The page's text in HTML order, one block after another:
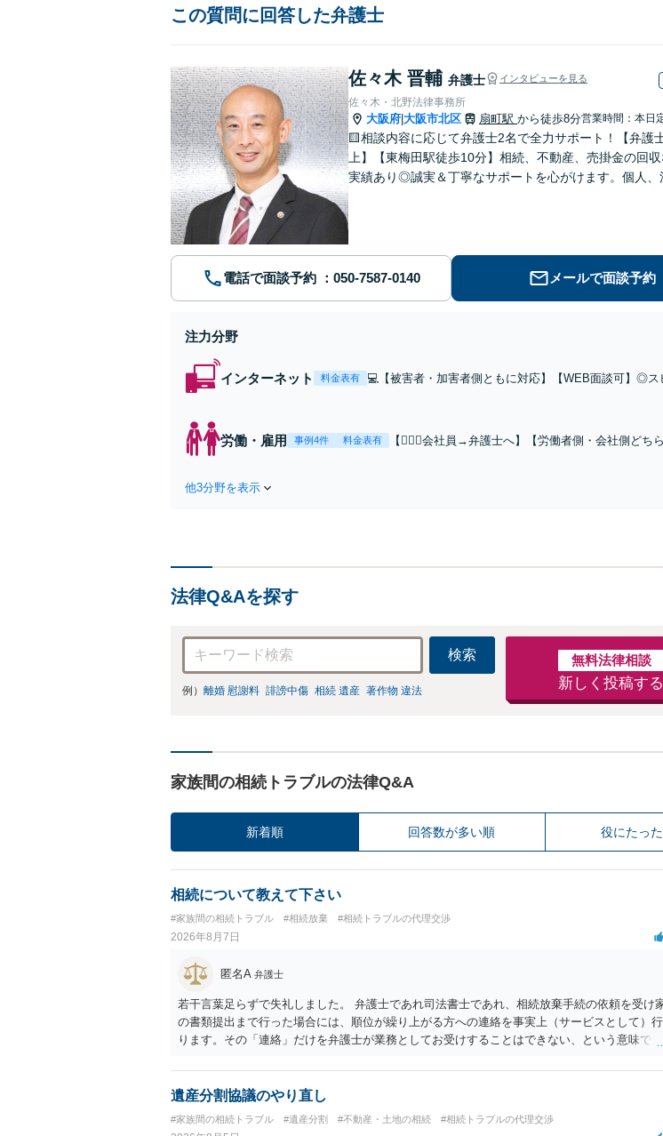
この質問に回答した弁護士
佐々木 晋輔 弁護士 インタビューを見る
佐々木・北野法律事務所
大阪府 大阪市北区 扇町駅 から徒歩8分営業時間：本日
🟨相談内容に応じて弁護士2名で全力サポート！【弁護
上】【東梅田駅徒歩10分】相続、不動産、売掛金の回
実績あり◎誠実＆丁寧なサポートを心がけます。個人、
電話で面談予約 メールで面談予約
注力分野
インターネット 料金表有
💻【被害者・加害者側ともに対応】【WEB面談可】◎ス
【東梅田駅徒歩10分】【弁護士歴15年以上】
労働・雇用 事例4件 料金表有
【👷🏻‍♂️会社員→弁護士へ】【労働者側・会社側どちら
他3分野を表示
法律Q&Aを探す
検索
例） 離婚 慰謝料 誹謗中傷 相続 遺産 著作物 違法
無料法律相談
新しく投稿する
家族間の相続トラブルの法律Q&A
新着順 回答数が多い順 役にたっ
相続について教えて下さい
#家族間の相続トラブル #相続放棄 #相続トラブルの代理交渉
2026年8月7日
匿名A 弁護士
若干言葉足らずで失礼しました。 弁護士であれ司法書士であれ、相続放棄手続の依頼を受け
の書類提出まで行った場合には、順位が繰り上がる方への連絡を事実上（サービスとして）
ります。その「連絡」だけを弁護士が業務としてお受けすることはできない、という意味で
遺産分割協議のやり直し
#家族間の相続トラブル #遺産分割 #不動産・土地の相続 #相続トラブルの代理交渉